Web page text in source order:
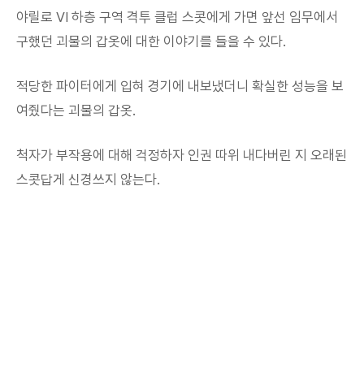
야릴로 VI 하층 구역 격투 클럽 스콧에게 가면 앞선 임무에서
구했던 괴물의 갑옷에 대한 이야기를 들을 수 있다.
적당한 파이터에게 입혀 경기에 내보냈더니 확실한 성능을 보
여줬다는 괴물의 갑옷.
척자가 부작용에 대해 걱정하자 인권 따위 내다버린 지 오래된
스콧답게 신경쓰지 않는다.